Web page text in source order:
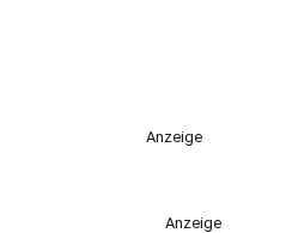
Anzeige
Anzeige